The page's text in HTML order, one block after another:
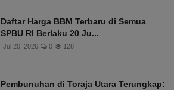
Daftar Harga BBM Terbaru di Semua
SPBU RI Berlaku 20 Ju...
Jul 20, 2026 0 128
Pembunuhan di Toraja Utara Terungkap: